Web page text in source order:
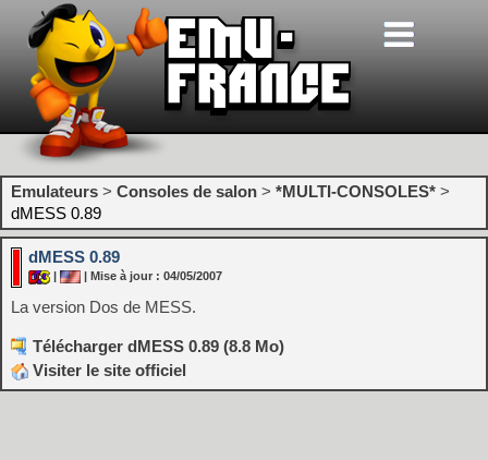
Emulateurs > Consoles de salon > *MULTI-CONSOLES* >
dMESS 0.89
dMESS 0.89
| | Mise à jour : 04/05/2007
La version Dos de MESS.
Télécharger dMESS 0.89 (8.8 Mo)
Visiter le site officiel